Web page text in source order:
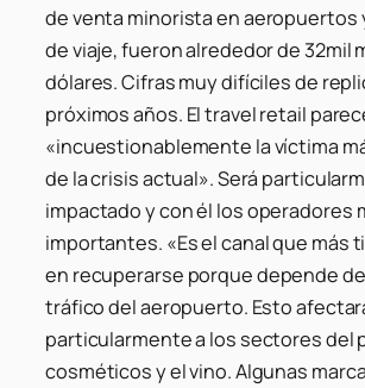
de venta minorista en aeropuertos
de viaje, fueron alrededor de 32mil
dólares. Cifras muy difíciles de
próximos años. El travel retail
«incuestionablemente la víctima
de la crisis actual». Será
impactado y con él los operadores
importantes. «Es el canal que más
en recuperarse porque depende
tráfico del aeropuerto. Esto
particularmente a los sectores del
cosméticos y el vino. Algunas